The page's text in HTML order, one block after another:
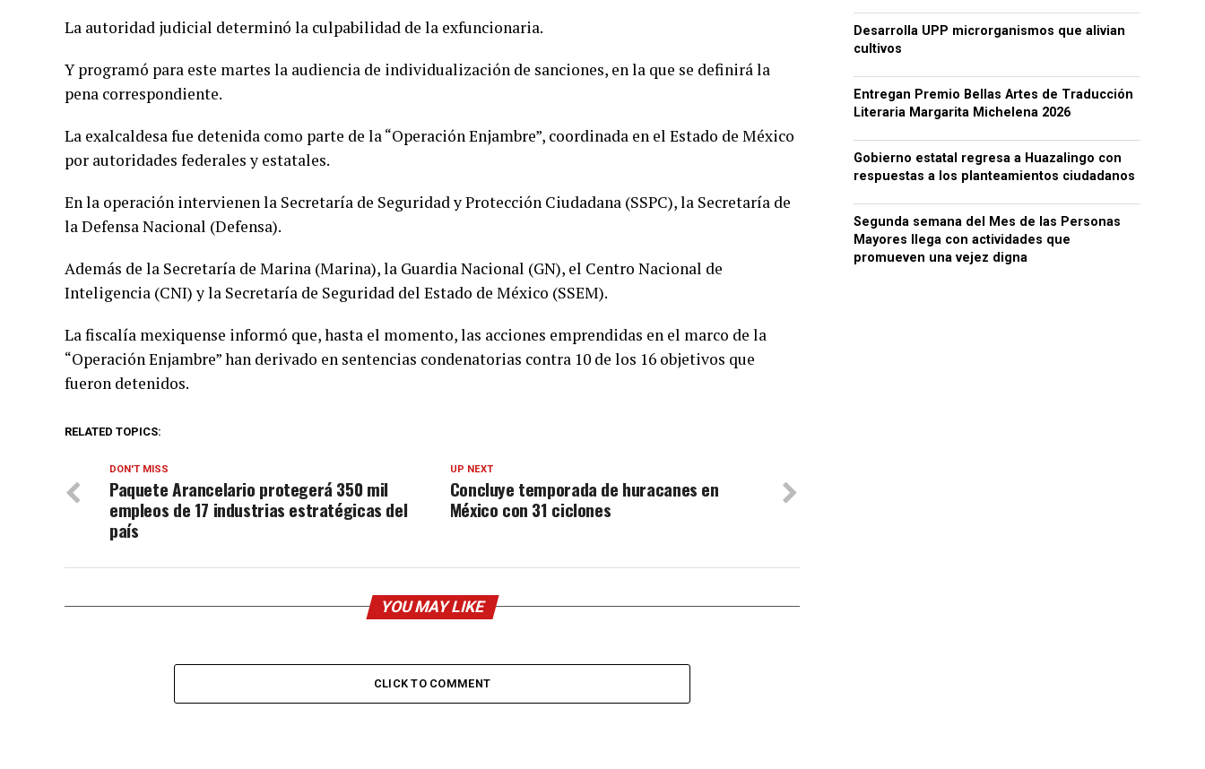
La autoridad judicial determinó la culpabilidad de la exfuncionaria.
Y programó para este martes la audiencia de individualización de sanciones, en la que se definirá la
pena correspondiente.
La exalcaldesa fue detenida como parte de la “Operación Enjambre”, coordinada en el Estado de México
por autoridades federales y estatales.
En la operación intervienen la Secretaría de Seguridad y Protección Ciudadana (SSPC), la Secretaría de
la Defensa Nacional (Defensa).
Además de la Secretaría de Marina (Marina), la Guardia Nacional (GN), el Centro Nacional de
Inteligencia (CNI) y la Secretaría de Seguridad del Estado de México (SSEM).
La fiscalía mexiquense informó que, hasta el momento, las acciones emprendidas en el marco de la
“Operación Enjambre” han derivado en sentencias condenatorias contra 10 de los 16 objetivos que
fueron detenidos.
RELATED TOPICS:
UP NEXT
Concluye temporada de huracanes en
México con 31 ciclones
DON'T MISS
Paquete Arancelario protegerá 350 mil
empleos de 17 industrias estratégicas del
país
YOU MAY LIKE
CLICK TO COMMENT
Desarrolla UPP microrganismos que alivian
cultivos
Entregan Premio Bellas Artes de Traducción
Literaria Margarita Michelena 2026
Gobierno estatal regresa a Huazalingo con
respuestas a los planteamientos ciudadanos
Segunda semana del Mes de las Personas
Mayores llega con actividades que
promueven una vejez digna